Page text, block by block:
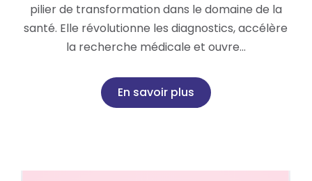
pilier de transformation dans le domaine de la
santé. Elle révolutionne les diagnostics, accélère
la recherche médicale et ouvre…
En savoir plus